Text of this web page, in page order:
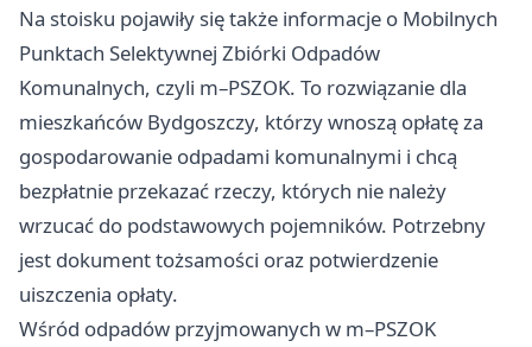
Na stoisku pojawiły się także informacje o Mobilnych
Punktach Selektywnej Zbiórki Odpadów
Komunalnych, czyli m–PSZOK. To rozwiązanie dla
mieszkańców Bydgoszczy, którzy wnoszą opłatę za
gospodarowanie odpadami komunalnymi i chcą
bezpłatnie przekazać rzeczy, których nie należy
wrzucać do podstawowych pojemników. Potrzebny
jest dokument tożsamości oraz potwierdzenie
uiszczenia opłaty.
Wśród odpadów przyjmowanych w m–PSZOK